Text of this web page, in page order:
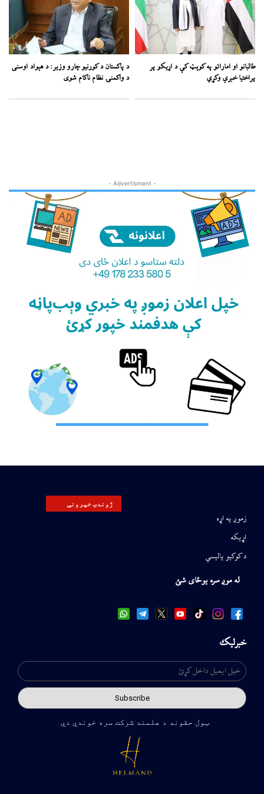
طالبانو او اماراتو په کوېټ کې د اړیکو پر
پراختیا خبرې وکړي
د پاکستان د کورنیو چارو وزیر: د هېواد اوسنی
د واکمنۍ نظام ناکام شوی
- Advertisment -
ژوندۍ خپرونې
زموږ په اړه
اړیکه
د کوکیو پالیسي
له موږ سره یوځای شئ
خبرلیک
ټول حقونه د هلمند شرکت سره خوندي دي